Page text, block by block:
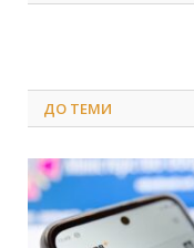
ДО ТЕМИ